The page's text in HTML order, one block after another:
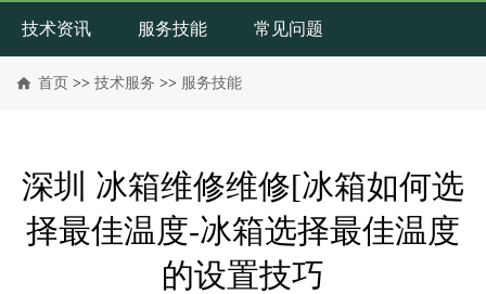
技术资讯 服务技能 常见问题
首页 >> 技术服务 >> 服务技能
深圳 冰箱维修维修[冰箱如何选
择最佳温度-冰箱选择最佳温度
的设置技巧